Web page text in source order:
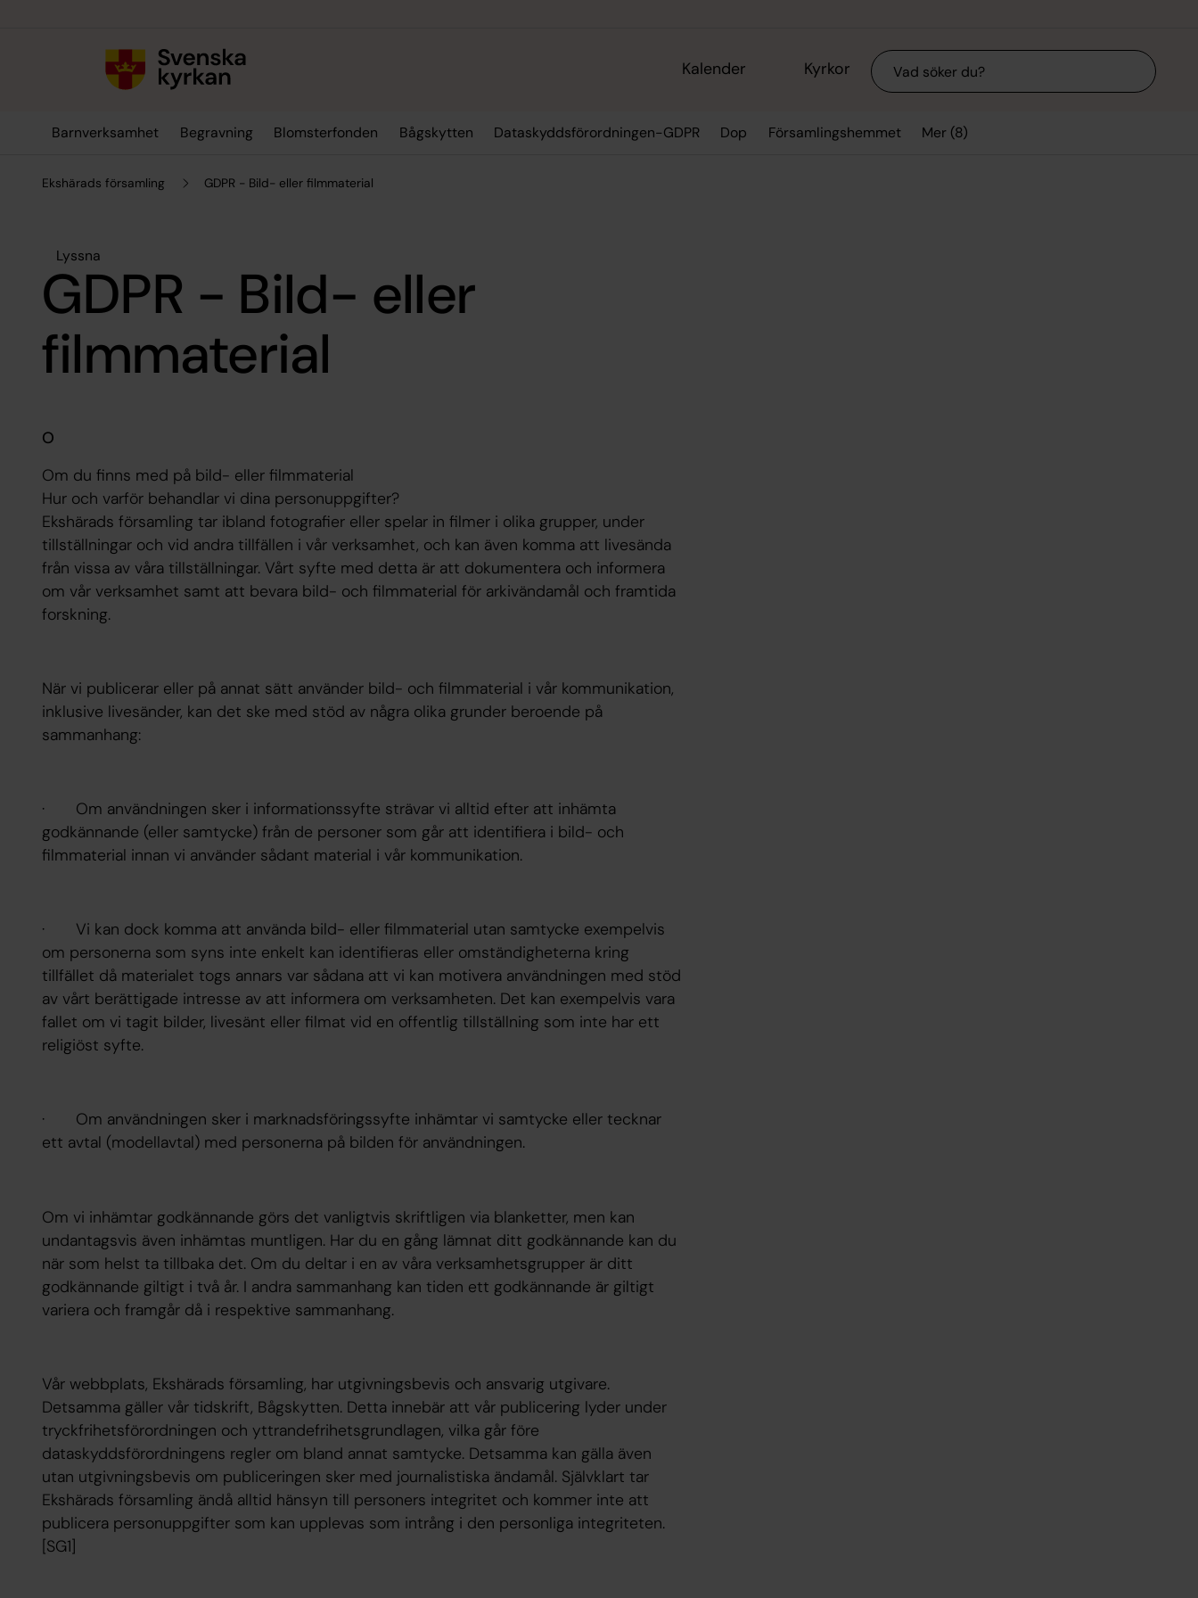
Kalender Kyrkor Sök
Barnverksamhet Begravning Blomsterfonden Bågskytten Dataskyddsförordningen-GDPR Dop Församlingshemmet Mer (8)
Ekshärads församling GDPR - Bild- eller filmmaterial
Lyssna
GDPR - Bild- eller
filmmaterial
O
Om du finns med på bild- eller filmmaterial
Hur och varför behandlar vi dina personuppgifter?
Ekshärads församling tar ibland fotografier eller spelar in filmer i olika grupper, under
tillställningar och vid andra tillfällen i vår verksamhet, och kan även komma att livesända
från vissa av våra tillställningar. Vårt syfte med detta är att dokumentera och informera
om vår verksamhet samt att bevara bild- och filmmaterial för arkivändamål och framtida
forskning.
När vi publicerar eller på annat sätt använder bild- och filmmaterial i vår kommunikation,
inklusive livesänder, kan det ske med stöd av några olika grunder beroende på
sammanhang:
· Om användningen sker i informationssyfte strävar vi alltid efter att inhämta
godkännande (eller samtycke) från de personer som går att identifiera i bild- och
filmmaterial innan vi använder sådant material i vår kommunikation.
· Vi kan dock komma att använda bild- eller filmmaterial utan samtycke exempelvis
om personerna som syns inte enkelt kan identifieras eller omständigheterna kring
tillfället då materialet togs annars var sådana att vi kan motivera användningen med stöd
av vårt berättigade intresse av att informera om verksamheten. Det kan exempelvis vara
fallet om vi tagit bilder, livesänt eller filmat vid en offentlig tillställning som inte har ett
religiöst syfte.
· Om användningen sker i marknadsföringssyfte inhämtar vi samtycke eller tecknar
ett avtal (modellavtal) med personerna på bilden för användningen.
Om vi inhämtar godkännande görs det vanligtvis skriftligen via blanketter, men kan
undantagsvis även inhämtas muntligen. Har du en gång lämnat ditt godkännande kan du
när som helst ta tillbaka det. Om du deltar i en av våra verksamhetsgrupper är ditt
godkännande giltigt i två år. I andra sammanhang kan tiden ett godkännande är giltigt
variera och framgår då i respektive sammanhang.
Vår webbplats, Ekshärads församling, har utgivningsbevis och ansvarig utgivare.
Detsamma gäller vår tidskrift, Bågskytten. Detta innebär att vår publicering lyder under
tryckfrihetsförordningen och yttrandefrihetsgrundlagen, vilka går före
dataskyddsförordningens regler om bland annat samtycke. Detsamma kan gälla även
utan utgivningsbevis om publiceringen sker med journalistiska ändamål. Självklart tar
Ekshärads församling ändå alltid hänsyn till personers integritet och kommer inte att
publicera personuppgifter som kan upplevas som intrång i den personliga integriteten.
[SG1]